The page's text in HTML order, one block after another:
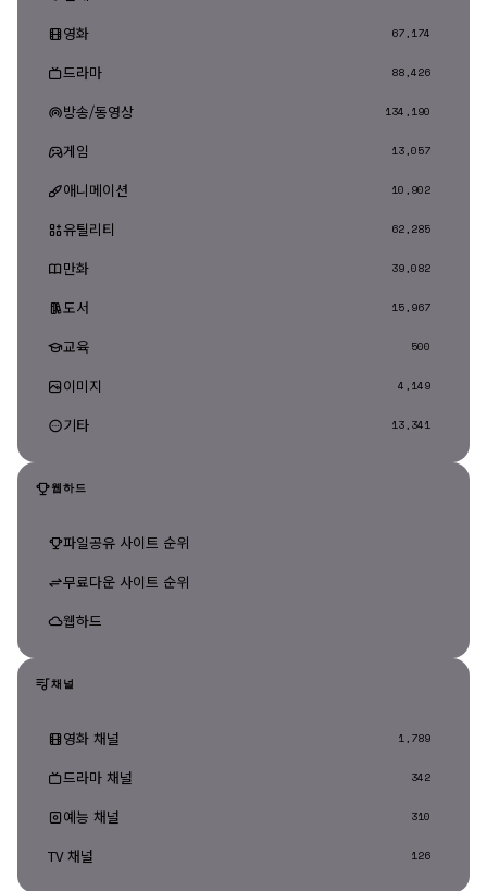
영화 67,174
드라마 88,426
방송/동영상 134,190
게임 13,057
애니메이션 10,902
유틸리티 62,285
만화 39,082
도서 15,967
교육 500
이미지 4,149
기타 13,341
웹하드
파일공유 사이트 순위
무료다운 사이트 순위
웹하드
채널
영화 채널 1,789
드라마 채널 342
예능 채널 310
TV 채널 126